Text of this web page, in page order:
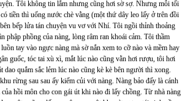
Tôi không tin lắm nhưng cũng hơi sờ sợ. Nhưng mỗi tối
tiền thì uống nước chè vằng (một thứ dây leo lấy ở trên đồi
bếp lửa tán chuyện vu vơ với Nhí. Tôi ngồi thỉnh thoảng
phập phồng của nàng, lòng râm ran khoái cảm. Tôi thầm
tay vào ngực nàng mà sờ nắn xem to cỡ nào và mềm hay
guốc, tóc tai xù xì, mắt lúc nào cũng vằn hơi rượu, tôi hơi
dao quắm sắc lẻm lúc nào cũng kè kè bên người thì xong.
rừng sau sau ấy kiếm củi với nàng. Nàng bảo đấy là cánh
hồi môn cho con gái út khi nào đi lấy chồng. Từ nhà nàng